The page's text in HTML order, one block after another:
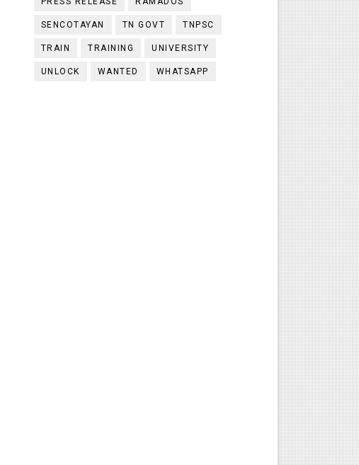
SENCOTAYAN TN GOVT TNPSC
TRAIN TRAINING UNIVERSITY
UNLOCK WANTED WHATSAPP